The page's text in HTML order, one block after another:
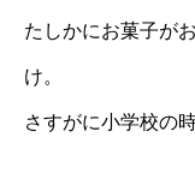
たしかにお菓子が
け。
さすがに小学校の